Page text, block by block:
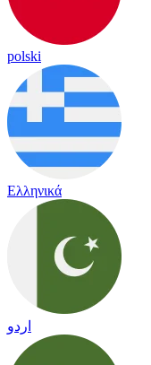
polski
Ελληνικά
اردو